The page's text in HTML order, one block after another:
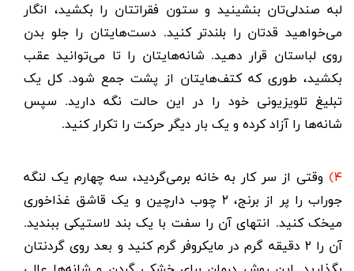
لبه صندلی‌تان بنشینید و ستون فقراتتان را بکشید، انگار
می‌خواهید قدتان را بلندتر کنید. دست‌هایتان را جلو بدن
روی لباستان قرار دهید. شانه‌هایتان را تا می‌توانید عقب
بکشید، طوری که کتف‌هایتان از پشت جمع شود. کل یک
تبلیغ تلویزیونی خود را در این حالت نگه دارید. سپس
شانه‌ها را آزاد کرده و یک بار دیگر حرکت را تکرار کنید.
۴)
وقتی از سر کار به خانه برمی‌گردید، سه چهارم یک لنگه
جوراب را پر از برنج، ۲ چوب دارچین و یک قاشق غذاخوری
میخک کنید. انتهای آن را سفت با یک بند لاستیکی ببندید.
آن را ۲ دقیقه گرم در مایکروفر گرم کنید و بعد روی گردنتان